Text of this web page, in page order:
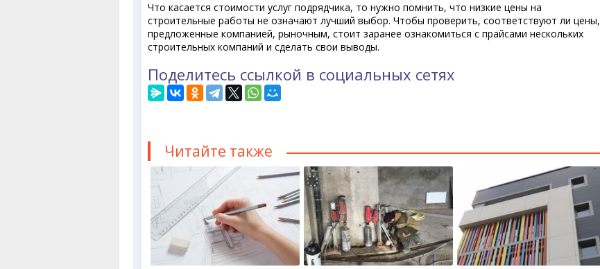
Что касается стоимости услуг подрядчика, то нужно помнить, что низкие цены на
строительные работы не означают лучший выбор. Чтобы проверить, соответствуют ли цены,
предложенные компанией, рыночным, стоит заранее ознакомиться с прайсами нескольких
строительных компаний и сделать свои выводы.
Поделитесь ссылкой в социальных сетях
Читайте также